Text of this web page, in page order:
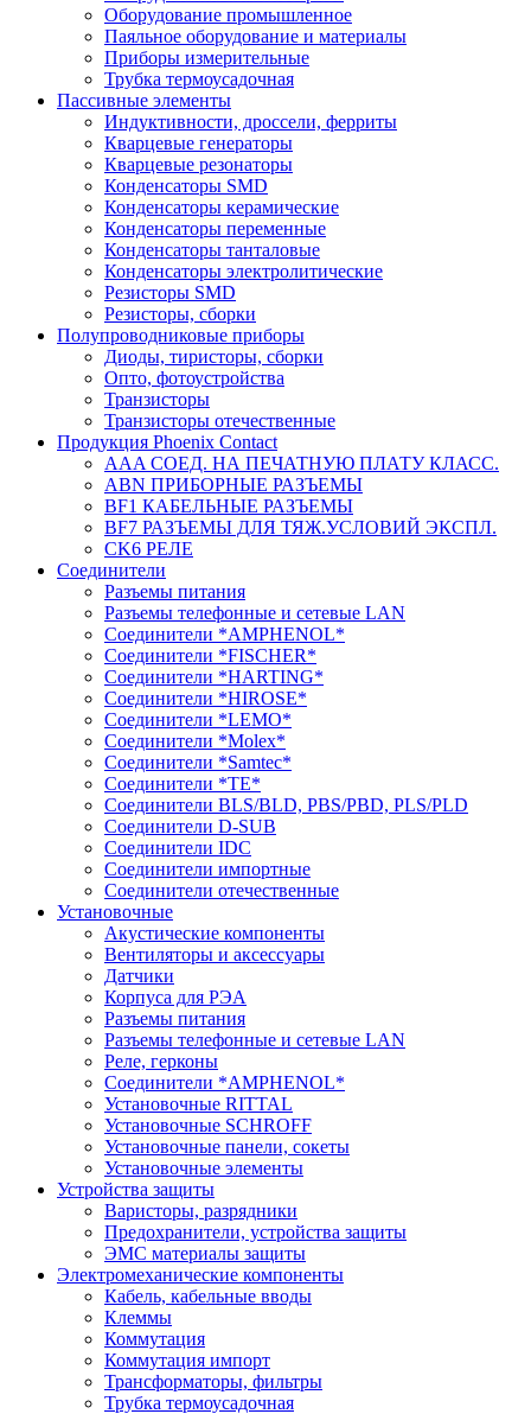
Оборудование промышленное
Паяльное оборудование и материалы
Приборы измерительные
Трубка термоусадочная
Пассивные элементы
Индуктивности, дроссели, ферриты
Кварцевые генераторы
Кварцевые резонаторы
Конденсаторы SMD
Конденсаторы керамические
Конденсаторы переменные
Конденсаторы танталовые
Конденсаторы электролитические
Резисторы SMD
Резисторы, сборки
Полупроводниковые приборы
Диоды, тиристоры, сборки
Опто, фотоустройства
Транзисторы
Транзисторы отечественные
Продукция Phoenix Contact
AAA СОЕД. НА ПЕЧАТНУЮ ПЛАТУ КЛАСС.
ABN ПРИБОРНЫЕ РАЗЪЕМЫ
BF1 КАБЕЛЬНЫЕ РАЗЪЕМЫ
BF7 РАЗЪЕМЫ ДЛЯ ТЯЖ.УСЛОВИЙ ЭКСПЛ.
CK6 РЕЛЕ
Соединители
Разъемы питания
Разъемы телефонные и сетевые LAN
Соединители *AMPHENOL*
Соединители *FISCHER*
Соединители *HARTING*
Соединители *HIROSE*
Соединители *LEMO*
Соединители *Molex*
Соединители *Samtec*
Соединители *TE*
Соединители BLS/BLD, PBS/PBD, PLS/PLD
Соединители D-SUB
Соединители IDC
Соединители импортные
Соединители отечественные
Установочные
Акустические компоненты
Вентиляторы и аксессуары
Датчики
Корпуса для РЭА
Разъемы питания
Разъемы телефонные и сетевые LAN
Реле, герконы
Соединители *AMPHENOL*
Установочные RITTAL
Установочные SCHROFF
Установочные панели, сокеты
Установочные элементы
Устройства защиты
Варисторы, разрядники
Предохранители, устройства защиты
ЭМС материалы защиты
Электромеханические компоненты
Кабель, кабельные вводы
Клеммы
Коммутация
Коммутация импорт
Трансформаторы, фильтры
Трубка термоусадочная